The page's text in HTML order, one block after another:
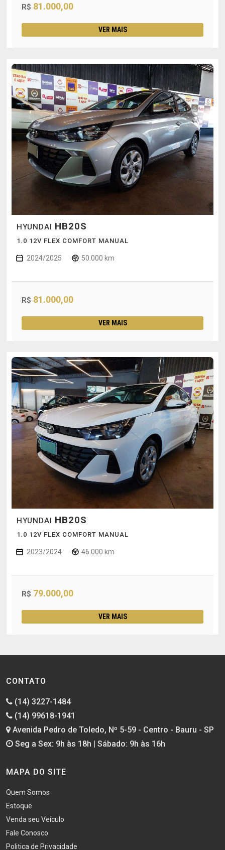
R$ 81.000,00
VER MAIS
HYUNDAI HB20S
1.0 12V FLEX COMFORT MANUAL
2024/2025 50.000 km
R$ 81.000,00
VER MAIS
HYUNDAI HB20S
1.0 12V FLEX COMFORT MANUAL
2023/2024 46.000 km
R$ 79.000,00
VER MAIS
CONTATO
(14) 3227-1484
(14) 99618-1941
Avenida Pedro de Toledo, Nº 5-59 - Centro - Bauru - SP
Seg a Sex: 9h às 18h | Sábado: 9h às 16h
MAPA DO SITE
Quem Somos
Estoque
Venda seu Veículo
Fale Conosco
Politica de Privacidade